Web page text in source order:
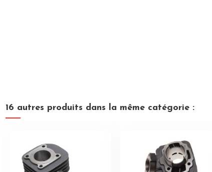
16 autres produits dans la même catégorie :